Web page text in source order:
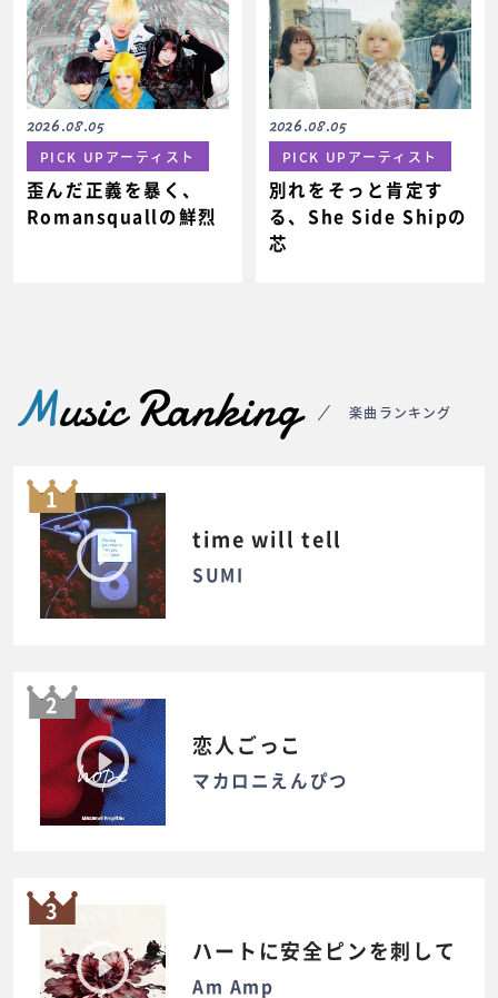
2026.08.05
PICK UPアーティスト
歪んだ正義を暴く、
Romansquallの鮮烈
2026.08.05
PICK UPアーティスト
別れをそっと肯定す
る、She Side Shipの
芯
Music Ranking 楽曲ランキング
1
time will tell
SUMI
2
恋人ごっこ
マカロニえんぴつ
3
ハートに安全ピンを刺して
Am Amp